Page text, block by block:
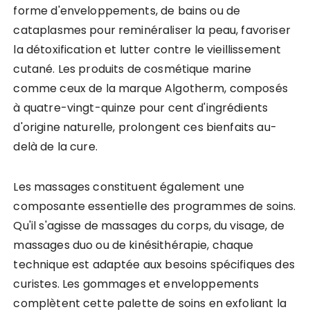
forme d'enveloppements, de bains ou de
cataplasmes pour reminéraliser la peau, favoriser
la détoxification et lutter contre le vieillissement
cutané. Les produits de cosmétique marine
comme ceux de la marque Algotherm, composés
à quatre-vingt-quinze pour cent d'ingrédients
d'origine naturelle, prolongent ces bienfaits au-
delà de la cure.
Les massages constituent également une
composante essentielle des programmes de soins.
Qu'il s'agisse de massages du corps, du visage, de
massages duo ou de kinésithérapie, chaque
technique est adaptée aux besoins spécifiques des
curistes. Les gommages et enveloppements
complètent cette palette de soins en exfoliant la